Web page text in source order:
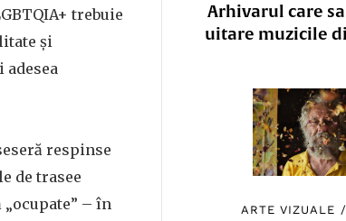
Arhivarul care
uitare muzicile
ARTE VIZUALE /
trebuie
și
respinse
de trasee
„ocupate” – în